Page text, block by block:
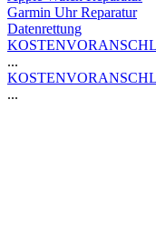
Garmin Uhr Reparatur
Datenrettung
...
...